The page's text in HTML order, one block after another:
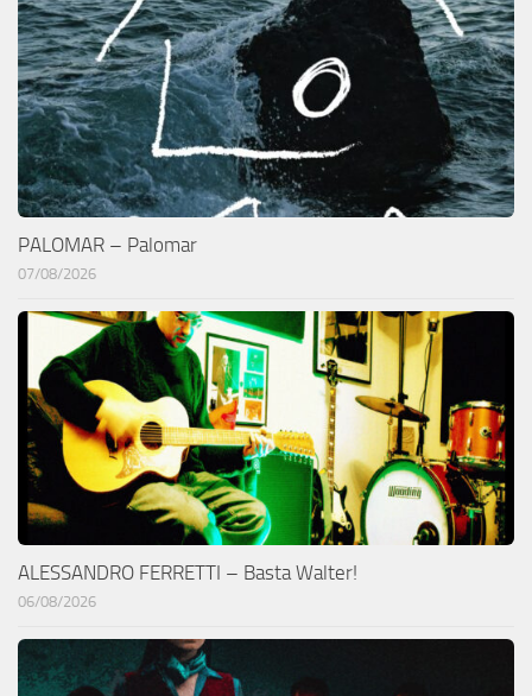
PALOMAR – Palomar
07/08/2026
ALESSANDRO FERRETTI – Basta Walter!
06/08/2026